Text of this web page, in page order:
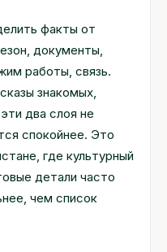
факты от
документы,
работы, связь.
знакомых,
два слоя не
спокойнее. Это
где культурный
детали часто
чем список